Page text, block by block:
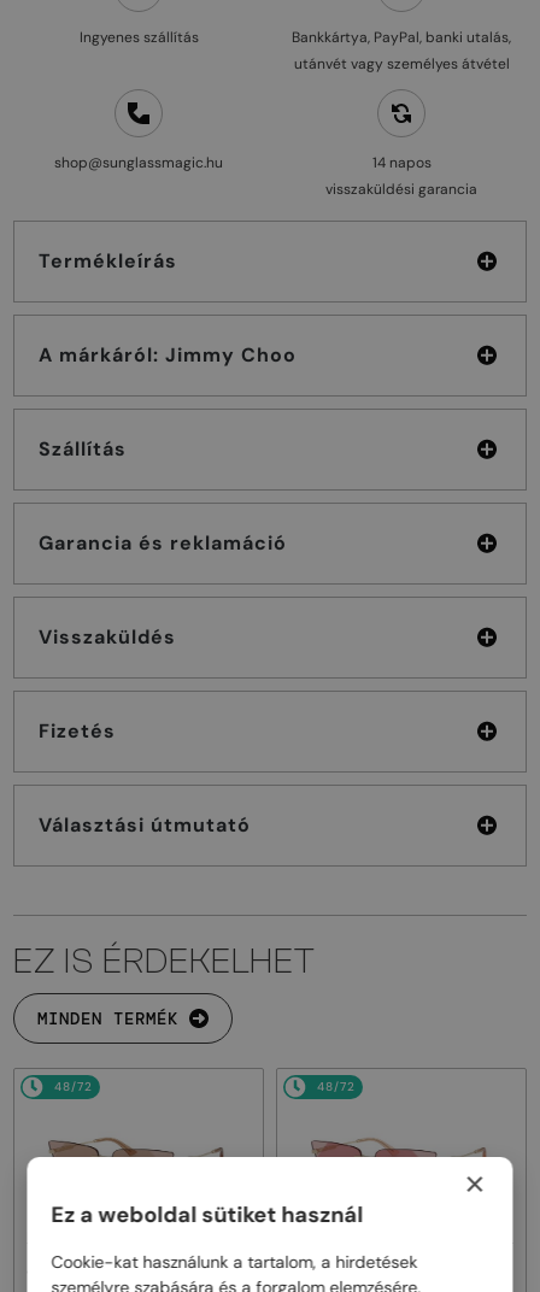
Ingyenes szállítás
Bankkártya, PayPal, banki utalás,
utánvét vagy személyes átvétel
shop@sunglassmagic.hu
14 napos
visszaküldési garancia
Termékleírás
A márkáról: Jimmy Choo
Szállítás
Garancia és reklamáció
Visszaküldés
Fizetés
Választási útmutató
EZ IS ÉRDEKELHET
MINDEN TERMÉK
48/72
Jimmy Choo— Napszemüvegek
48/72
Jimmy Choo—Napszemüvegek
×
Ez a weboldal sütiket használ
Cookie-kat használunk a tartalom, a hirdetések
személyre szabására és a forgalom elemzésére.